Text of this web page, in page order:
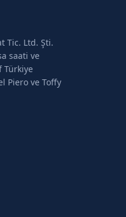
Tic. Ltd. Şti.
saati ve
Türkiye
Piero ve Toffy